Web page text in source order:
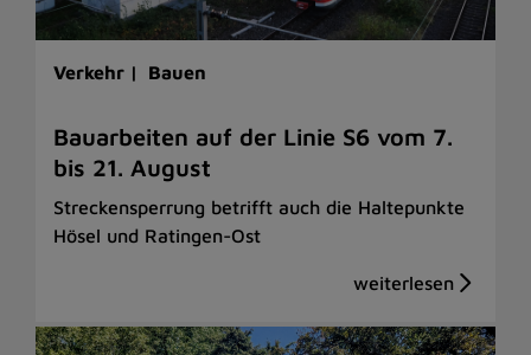
Verkehr | Bauen
Bauarbeiten auf der Linie S6 vom 7.
bis 21. August
Streckensperrung betrifft auch die Haltepunkte
Hösel und Ratingen-Ost